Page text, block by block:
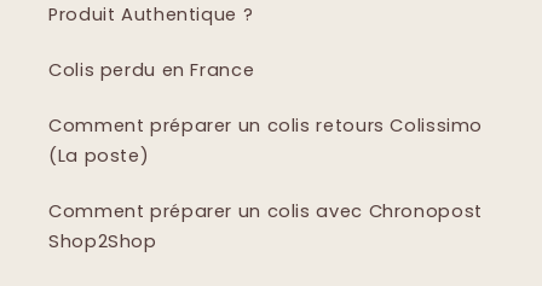
Produit Authentique ?
Colis perdu en France
Comment préparer un colis retours Colissimo
(La poste)
Comment préparer un colis avec Chronopost
Shop2Shop